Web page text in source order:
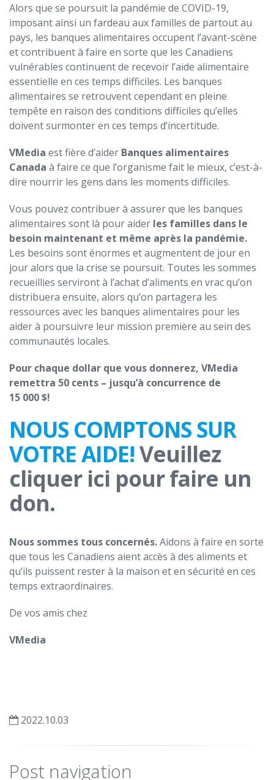
Alors que se poursuit la pandémie de COVID-19,
imposant ainsi un fardeau aux familles de partout au
pays, les banques alimentaires occupent l’avant-scène
et contribuent à faire en sorte que les Canadiens
vulnérables continuent de recevoir l’aide alimentaire
essentielle en ces temps difficiles. Les banques
alimentaires se retrouvent cependant en pleine
tempête en raison des conditions difficiles qu’elles
doivent surmonter en ces temps d’incertitude.
VMedia est fière d’aider Banques alimentaires
Canada à faire ce que l’organisme fait le mieux, c’est-à-
dire nourrir les gens dans les moments difficiles.
Vous pouvez contribuer à assurer que les banques
alimentaires sont là pour aider les familles dans le
besoin maintenant et même après la pandémie.
Les besoins sont énormes et augmentent de jour en
jour alors que la crise se poursuit. Toutes les sommes
recueillies serviront à l’achat d’aliments en vrac qu’on
distribuera ensuite, alors qu’on partagera les
ressources avec les banques alimentaires pour les
aider à poursuivre leur mission première au sein des
communautés locales.
Pour chaque dollar que vous donnerez, VMedia
remettra 50 cents – jusqu’à concurrence de
15 000 $!
NOUS COMPTONS SUR
VOTRE AIDE!Veuillez
cliquer ici pour faire un
don.
Nous sommes tous concernés.Aidons à faire en sorte
que tous les Canadiens aient accès à des aliments et
qu’ils puissent rester à la maison et en sécurité en ces
temps extraordinaires.
De vos amis chez
VMedia
2022.10.03
Post navigation